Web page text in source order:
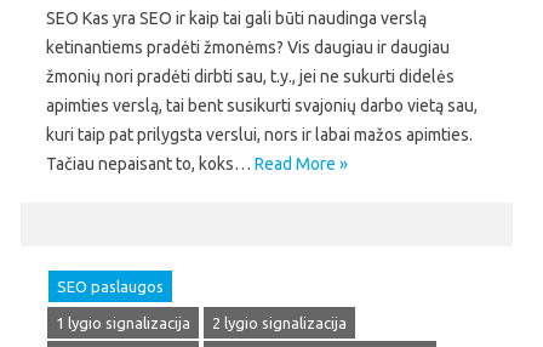
SEO Kas yra SEO ir kaip tai gali būti naudinga verslą
ketinantiems pradėti žmonėms? Vis daugiau ir daugiau
žmonių nori pradėti dirbti sau, t.y., jei ne sukurti didelės
apimties verslą, tai bent susikurti svajonių darbo vietą sau,
kuri taip pat prilygsta verslui, nors ir labai mažos apimties.
Tačiau nepaisant to, koks… Read More »
SEO paslaugos
1 lygio signalizacija
2 lygio signalizacija